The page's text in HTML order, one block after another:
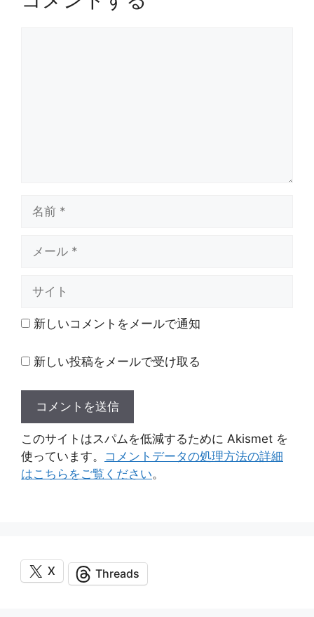
ト 新しいコメントをメールで通知
新しい投稿をメールで受け取る
このサイトはスパムを低減するために Akismet を
使っています。 コメントデータの処理方法の詳細
はこちらをご覧ください。
X Threads